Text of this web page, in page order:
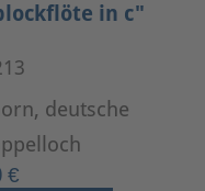
in c"
deutsche
€